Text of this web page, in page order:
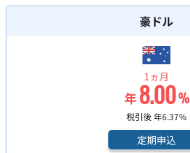
豪ドル
1ヵ月
年8.00%
税引後 年6.37%
定期申込